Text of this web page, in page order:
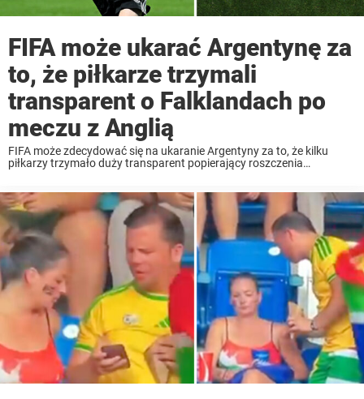
FIFA może ukarać Argentynę za
to, że piłkarze trzymali
transparent o Falklandach po
meczu z Anglią
FIFA może zdecydować się na ukaranie Argentyny za to, że kilku
piłkarzy trzymało duży transparent popierający roszczenia
niedzielnym finale ...